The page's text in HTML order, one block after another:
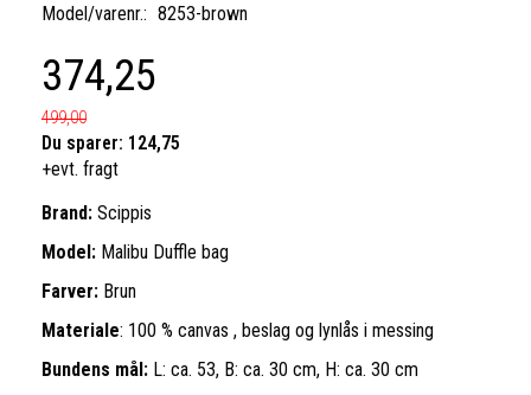
Model/varenr.: 8253-brown
374,25
499,00
Du sparer: 124,75
+evt. fragt
Brand: Scippis
Model: Malibu Duffle bag
Farver: Brun
Materiale: 100 % canvas , beslag og lynlås i messing
Bundens mål: L: ca. 53, B: ca. 30 cm, H: ca. 30 cm